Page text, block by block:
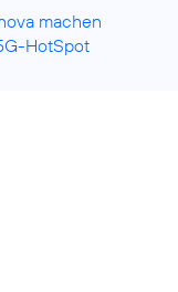
machen
HotSpot